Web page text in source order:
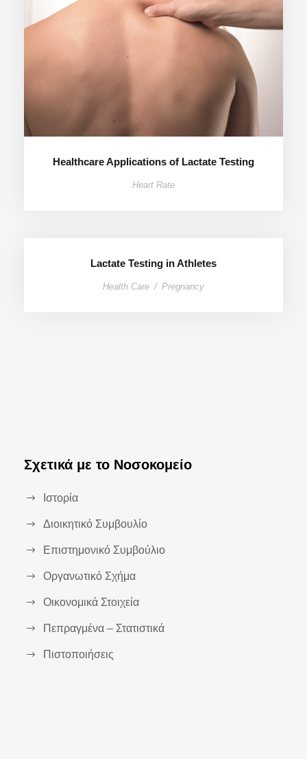
Healthcare Applications of Lactate Testing
Heart Rate
Lactate Testing in Athletes
Health Care / Pregnancy
Σχετικά με το Νοσοκομείο
Ιστορία
Διοικητικό Συμβουλίο
Επιστημονικό Συμβούλιο
Οργανωτικό Σχήμα
Οικονομικά Στοιχεία
Πεπραγμένα – Στατιστικά
Πιστοποιήσεις